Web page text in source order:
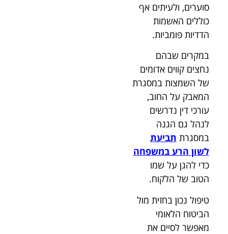
סוערים, ולעיתים אף
כוללים האשמות
הדדיות פומביות.
במקרים שבהם
נחצים קווים אדומים
של השמצות במסגרת
המאבק על החוב,
עורכי דין נדרשים
לנהל גם הגנה
במסגרת תביעת
לשון הרע במשפחה
כדי להגן על שמו
הטוב של הלקוח.
טיפול נכון בחזית מול
הביטוח הלאומי
מאפשר לסיים את